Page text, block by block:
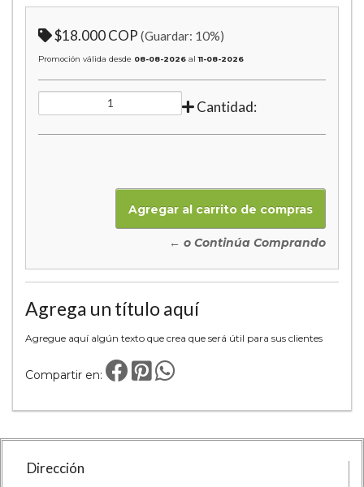
$18.000 COP (Guardar: 10%)
Promoción válida desde 08-08-2026 al11-08-2026
Cantidad:
← o Continúa Comprando
Agrega un título aquí
Agregue aquí algún texto que crea que será útil para sus clientes
Compartir en:
Dirección